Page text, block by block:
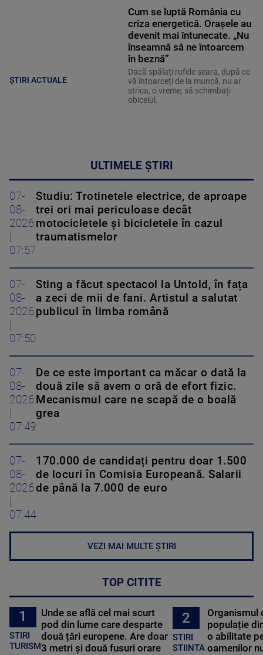
ȘTIRI ACTUALE
Cum se luptă România cu
criza energetică. Orașele au
devenit mai întunecate. „Nu
înseamnă să ne întoarcem
în beznă”
Dacă spălați rufele seara, după ce
vă întoarceți de la muncă, nu ar
strica, o vreme, să schimbați
obiceiul.
ULTIMELE ȘTIRI
07-
08-
2026
07:57
Studiu: Trotinetele electrice, de aproape
trei ori mai periculoase decât
motocicletele și bicicletele în cazul
traumatismelor
07-
08-
2026
07:50
Sting a făcut spectacol la Untold, în fața
a zeci de mii de fani. Artistul a salutat
publicul în limba română
07-
08-
2026
07:49
De ce este important ca măcar o dată la
două zile să avem o oră de efort fizic.
Mecanismul care ne scapă de o boală
grea
07-
08-
2026
07:44
170.000 de candidați pentru doar 1.500
de locuri în Comisia Europeană. Salarii
de până la 7.000 de euro
VEZI MAI MULTE ȘTIRI
TOP CITITE
1
STIRI
TURISM
Unde se află cel mai scurt
pod din lume care desparte
două țări europene. Are doar
3 metri și două fusuri orare
2
STIRI
STIINTA
Organismul
populație
o abilitate
oamenilor